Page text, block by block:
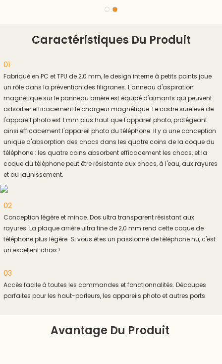
Caractéristiques Du Produit
01
Fabriqué en PC et TPU de 2,0 mm, le design interne à petits points joue
un rôle dans la prévention des filigranes. L'anneau d'aspiration
magnétique sur le panneau arrière est équipé d'aimants qui peuvent
adsorber efficacement le chargeur magnétique. Le cadre surélevé de
l'appareil photo est 1 mm plus haut que l'appareil photo, protégeant
ainsi efficacement l'appareil photo du téléphone. Il y a une conception
unique d'absorption des chocs dans les quatre coins de la coque du
téléphone : les quatre coins absorbent efficacement les chocs, et la
coque du téléphone peut être résistante aux chocs, à l'eau, aux rayures
et au jaunissement.
02
Conception légère et mince. Dos ultra transparent résistant aux
rayures. La plaque arrière ultra fine de 2,0 mm rend cette coque de
téléphone plus légère. Si vous êtes un passionné de téléphone nu, c'est
un excellent choix !
03
Accès facile à toutes les commandes et fonctionnalités. Découpes
parfaites pour les haut-parleurs, les appareils photo et autres ports.
Avantage Du Produit